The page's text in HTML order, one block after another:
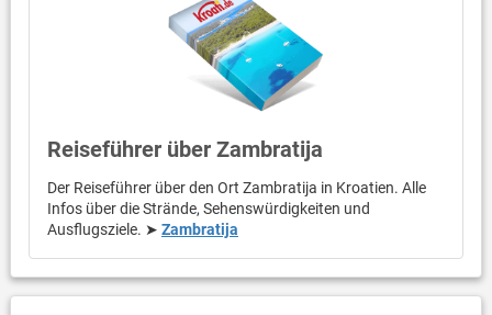
Reiseführer über Zambratija
Der Reiseführer über den Ort Zambratija in Kroatien. Alle
Infos über die Strände, Sehenswürdigkeiten und
Ausflugsziele. ➤ Zambratija